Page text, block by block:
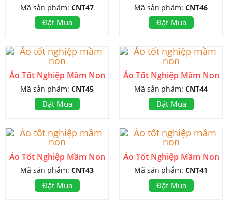
Mã sản phẩm: CNT47
Đặt Mua
Mã sản phẩm: CNT46
Đặt Mua
Áo Tốt Nghiệp Mầm Non
Mã sản phẩm: CNT45
Đặt Mua
Áo Tốt Nghiệp Mầm Non
Mã sản phẩm: CNT44
Đặt Mua
Áo Tốt Nghiệp Mầm Non
Mã sản phẩm: CNT43
Đặt Mua
Áo Tốt Nghiệp Mầm Non
Mã sản phẩm: CNT41
Đặt Mua